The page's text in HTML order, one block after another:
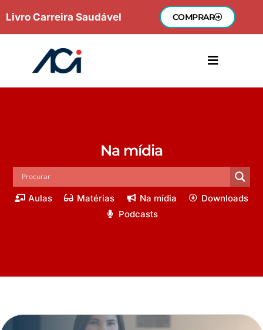
para
Livro Carreira Saudável COMPRAR
Na mídia
Aulas Matérias Na mídia
Downloads
Podcasts